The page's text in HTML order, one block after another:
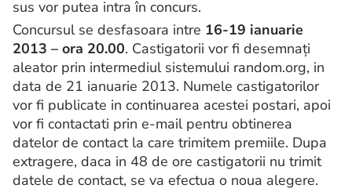
sus vor putea intra în concurs.
Concursul se desfasoara intre 16-19 ianuarie
2013 – ora 20.00. Castigatorii vor fi desemnați
aleator prin intermediul sistemului random.org, in
data de 21 ianuarie 2013. Numele castigatorilor
vor fi publicate in continuarea acestei postari, apoi
vor fi contactati prin e-mail pentru obtinerea
datelor de contact la care trimitem premiile. Dupa
extragere, daca in 48 de ore castigatorii nu trimit
datele de contact, se va efectua o noua alegere.